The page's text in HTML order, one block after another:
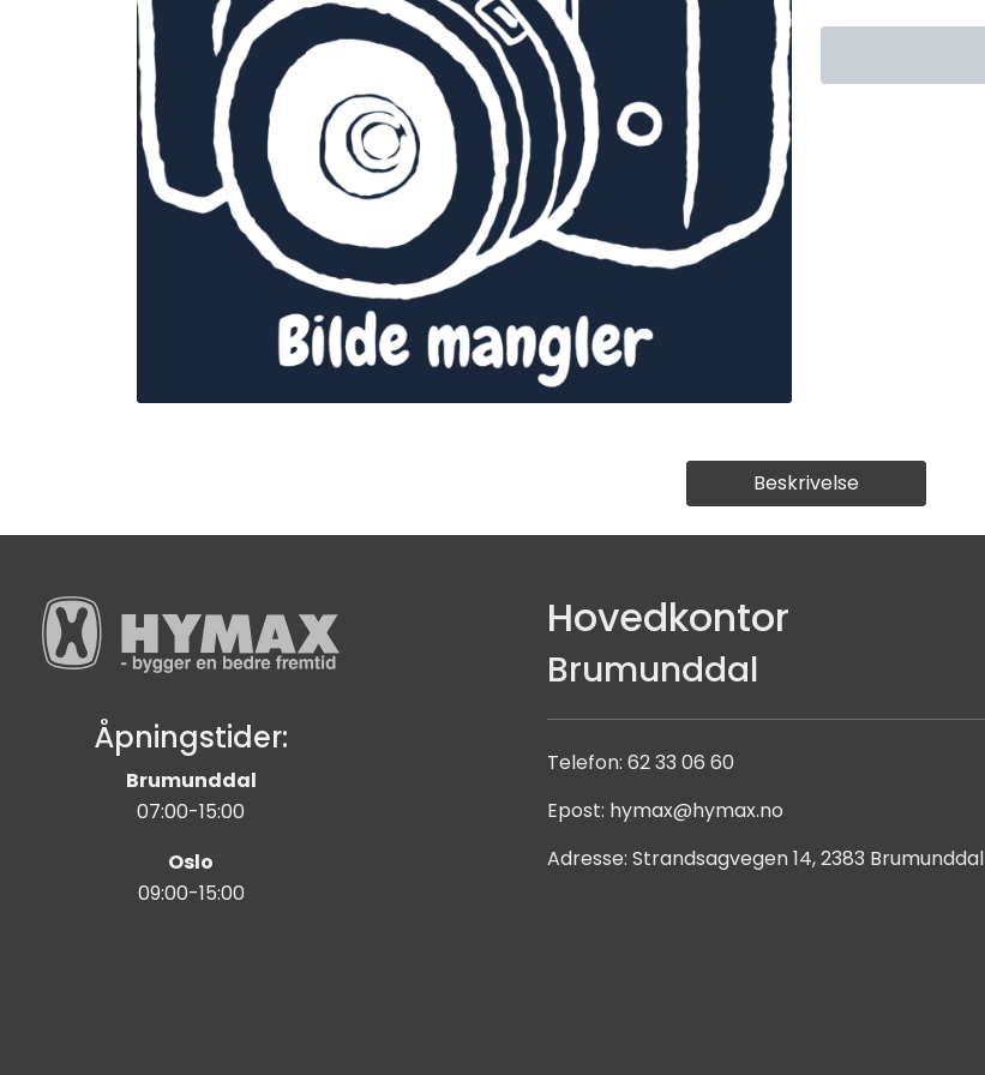
Beskrivelse
Åpningstider:
Brumunddal
07:00-15:00
Oslo
09:00-15:00
Hovedkontor
Brumunddal
Telefon: 62 33 06 60
Epost: hymax@hymax.no
Adresse: Strandsagvegen 14, 2383 Brumunddal